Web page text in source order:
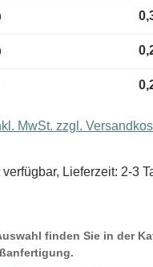
MwSt. zzgl.
verfügbar, Lieferzeit: 2-3
finden Sie in der